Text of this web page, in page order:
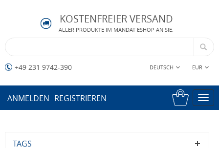
KOSTENFREIER VERSAND
ALLER PRODUKTE IM MANDAT ESHOP AN SIE.
+49 231 9742-390 DEUTSCH EUR
ANMELDEN REGISTRIEREN
TAGS